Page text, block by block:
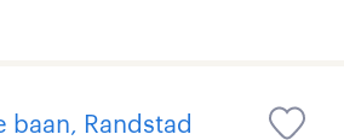
baan, Randstad